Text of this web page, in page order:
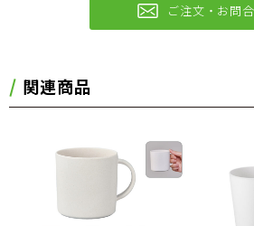
ご注文・お問
関連商品